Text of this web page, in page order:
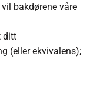
bakdørene våre
ditt
(eller ekvivalens);